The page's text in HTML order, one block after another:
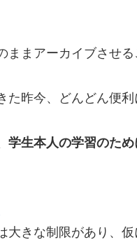
まアーカイブさせる
昨今、どんどん便利
生本人の学習のた
きな制限があり、